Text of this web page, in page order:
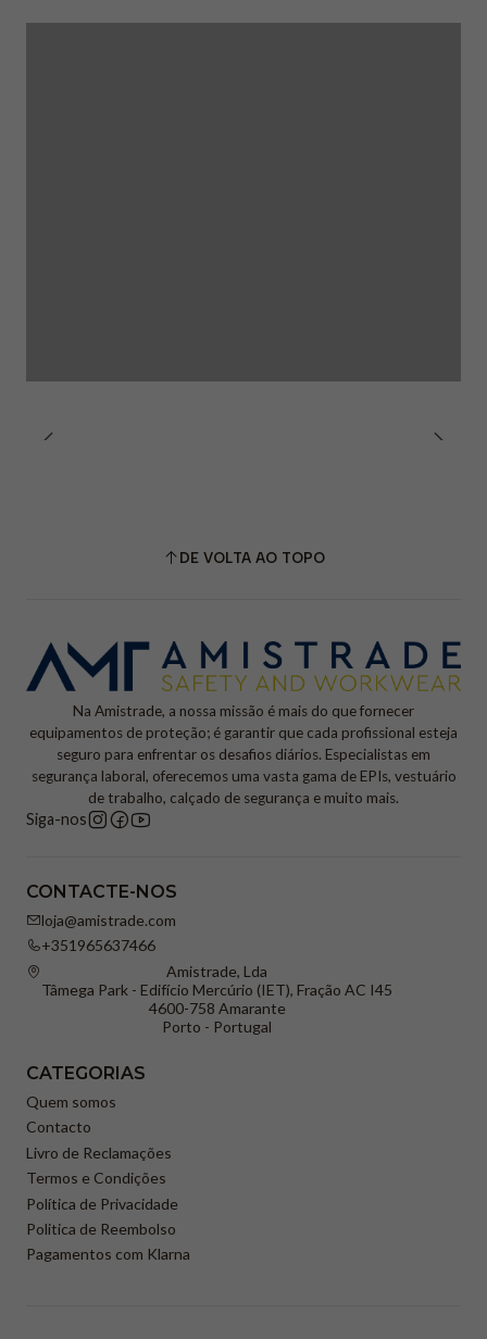
DE VOLTA AO TOPO
Na Amistrade, a nossa missão é mais do que fornecer
equipamentos de proteção; é garantir que cada profissional esteja
seguro para enfrentar os desafios diários. Especialistas em
segurança laboral, oferecemos uma vasta gama de EPIs, vestuário
de trabalho, calçado de segurança e muito mais.
Siga-nos
CONTACTE-NOS
loja@amistrade.com
+351965637466
Amistrade, Lda
Tâmega Park - Edifício Mercúrio (IET), Fração AC I45
4600-758 Amarante
Porto - Portugal
CATEGORIAS
Quem somos
Contacto
Livro de Reclamações
Termos e Condições
Política de Privacidade
Politica de Reembolso
Pagamentos com Klarna